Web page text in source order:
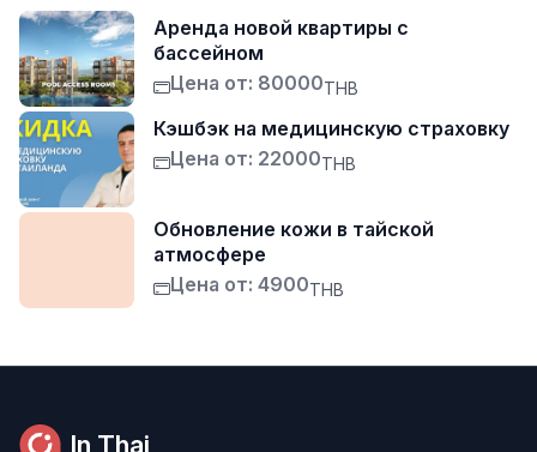
Аренда новой квартиры с
бассейном
Цена от: 80000THB
Кэшбэк на медицинскую страховку
Цена от: 22000THB
Обновление кожи в тайской
атмосфере
Цена от: 4900THB
In Thai